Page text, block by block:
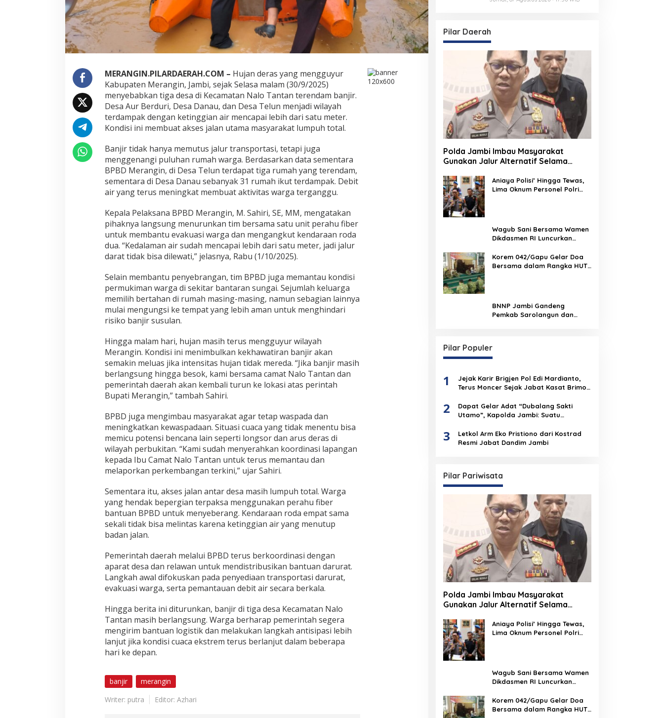
i
n
P
u
l
h
a
n
R
u
m
h
e
e
n
d
a
MERANGIN.PILARDAERAH.COM – Hujan deras yang mengguyur
Kabupaten Merangin, Jambi, sejak Selasa malam (30/9/2025)
menyebabkan tiga desa di Kecamatan Nalo Tantan terendam banjir.
Desa Aur Berduri, Desa Danau, dan Desa Telun menjadi wilayah
terdampak dengan ketinggian air mencapai lebih dari satu meter.
Kondisi ini membuat akses jalan utama masyarakat lumpuh total.
Banjir tidak hanya memutus jalur transportasi, tetapi juga
menggenangi puluhan rumah warga. Berdasarkan data sementara
BPBD Merangin, di Desa Telun terdapat tiga rumah yang terendam,
sementara di Desa Danau sebanyak 31 rumah ikut terdampak. Debit
air yang terus meningkat membuat aktivitas warga terganggu.
Kepala Pelaksana BPBD Merangin, M. Sahiri, SE, MM, mengatakan
pihaknya langsung menurunkan tim bersama satu unit perahu fiber
untuk membantu evakuasi warga dan mengangkut kendaraan roda
dua. “Kedalaman air sudah mencapai lebih dari satu meter, jadi jalur
darat tidak bisa dilewati,” jelasnya, Rabu (1/10/2025).
Selain membantu penyebrangan, tim BPBD juga memantau kondisi
permukiman warga di sekitar bantaran sungai. Sejumlah keluarga
memilih bertahan di rumah masing-masing, namun sebagian lainnya
mulai mengungsi ke tempat yang lebih aman untuk menghindari
risiko banjir susulan.
Hingga malam hari, hujan masih terus mengguyur wilayah
Merangin. Kondisi ini menimbulkan kekhawatiran banjir akan
semakin meluas jika intensitas hujan tidak mereda. “Jika banjir masih
berlangsung hingga besok, kami bersama camat Nalo Tantan dan
pemerintah daerah akan kembali turun ke lokasi atas perintah
Bupati Merangin,” tambah Sahiri.
BPBD juga mengimbau masyarakat agar tetap waspada dan
meningkatkan kewaspadaan. Situasi cuaca yang tidak menentu bisa
memicu potensi bencana lain seperti longsor dan arus deras di
wilayah perbukitan. “Kami sudah menyerahkan koordinasi lapangan
kepada Ibu Camat Nalo Tantan untuk terus memantau dan
melaporkan perkembangan terkini,” ujar Sahiri.
Sementara itu, akses jalan antar desa masih lumpuh total. Warga
yang hendak bepergian terpaksa menggunakan perahu fiber
bantuan BPBD untuk menyeberang. Kendaraan roda empat sama
sekali tidak bisa melintas karena ketinggian air yang menutup
badan jalan.
Pemerintah daerah melalui BPBD terus berkoordinasi dengan
aparat desa dan relawan untuk mendistribusikan bantuan darurat.
Langkah awal difokuskan pada penyediaan transportasi darurat,
evakuasi warga, serta pemantauan debit air secara berkala.
Hingga berita ini diturunkan, banjir di tiga desa Kecamatan Nalo
Tantan masih berlangsung. Warga berharap pemerintah segera
mengirim bantuan logistik dan melakukan langkah antisipasi lebih
lanjut jika kondisi cuaca ekstrem terus berlanjut dalam beberapa
hari ke depan.
banjir
merangin
Writer: putra
Editor: Azhari
Pilar Daerah
Polda Jambi Imbau Masyarakat
Gunakan Jalur Alternatif Selama
2026
Aniaya Polisi’ Hingga Tewas,
Lima Oknum Personel Polri
Wagub Sani Bersama Wamen
Dikdasmen RI Luncurkan
Transformasi Digital
Pendidikan di Jambi
Korem 042/Gapu Gelar Doa
Bersama dalam Rangka HUT
BNNP Jambi Gandeng
Pemkab Sarolangun dan
Pilar Populer
1
Jejak Karir Brigjen Pol Edi Mardianto,
Terus Moncer Sejak Jabat Kasat Brimob
2
Dapat Gelar Adat “Dubalang Sakti
Utamo”, Kapolda Jambi: Suatu
Institusi Polri
3
Letkol Arm Eko Pristiono dari Kostrad
Resmi Jabat Dandim Jambi
Pilar Pariwisata
Polda Jambi Imbau Masyarakat
Gunakan Jalur Alternatif Selama
2026
Aniaya Polisi’ Hingga Tewas,
Lima Oknum Personel Polri
Wagub Sani Bersama Wamen
Dikdasmen RI Luncurkan
Transformasi Digital
Pendidikan di Jambi
Korem 042/Gapu Gelar Doa
Bersama dalam Rangka HUT